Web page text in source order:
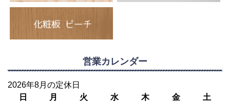
営業カレンダー
2026年8月の定休日
日
月 火 水 木 金 土